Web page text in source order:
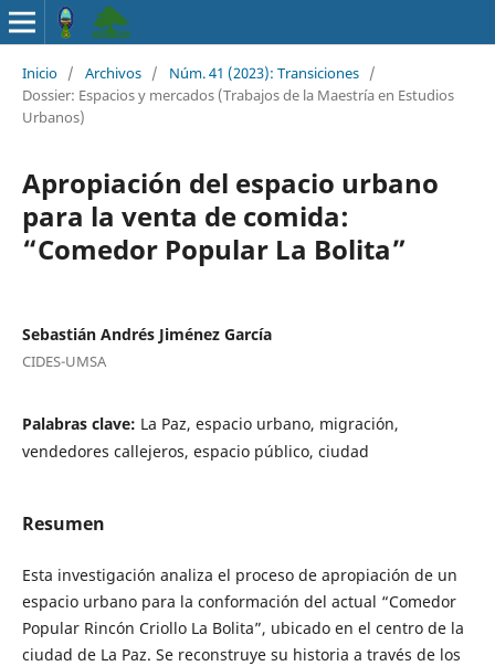
Inicio / Archivos / Núm. 41 (2023): Transiciones /
Dossier: Espacios y mercados (Trabajos de la Maestría en Estudios
Urbanos)
Apropiación del espacio urbano
para la venta de comida:
“Comedor Popular La Bolita”
Sebastián Andrés Jiménez García
CIDES-UMSA
Palabras clave: La Paz, espacio urbano, migración,
vendedores callejeros, espacio público, ciudad
Resumen
Esta investigación analiza el proceso de apropiación de un
espacio urbano para la conformación del actual “Comedor
Popular Rincón Criollo La Bolita”, ubicado en el centro de la
ciudad de La Paz. Se reconstruye su historia a través de los